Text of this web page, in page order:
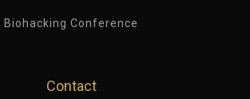
Biohacking Conference
Contact